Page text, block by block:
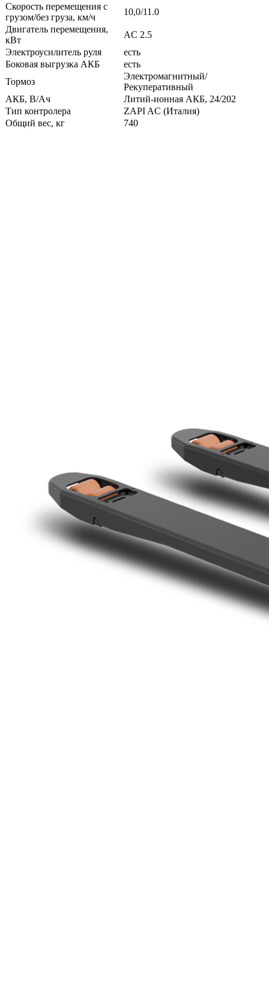
Скорость перемещения с
грузом/без груза, км/ч
10,0/11.0
Двигатель перемещения,
кВт
AC 2.5
Электроусилитель руля
есть
Боковая выгрузка АКБ
есть
Тормоз
Электромагнитный/
Рекуперативный
АКБ, В/Ач
Литий-ионная АКБ, 24/202
Тип контролера
ZAPI AC (Италия)
Общий вес, кг
740